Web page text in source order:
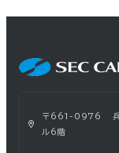
〒661-0976 兵庫
ル6階